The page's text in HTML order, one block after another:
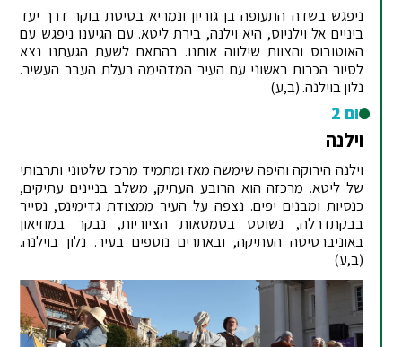
ניפגש בשדה התעופה בן גוריון ונמריא בטיסת בוקר דרך יעד
ביניים אל וילניוס, היא וילנה, בירת ליטא. עם הגיענו ניפגש עם
האוטובוס והצוות שילווה אותנו. בהתאם לשעת הגעתנו נצא
לסיור הכרות ראשוני עם העיר המדהימה בעלת העבר העשיר.
נלון בוילנה. (ב,ע)
יום 2
וילנה
וילנה הירוקה והיפה שימשה מאז ומתמיד מרכז שלטוני ותרבותי
של ליטא. מרכזה הוא הרובע העתיק, משלב בניינים עתיקים,
כנסיות ומבנים יפים. נצפה על העיר ממצודת גדימינס, נסייר
בבקתדרלה, נשוטט בסמטאות הציוריות, נבקר במוזיאון
באוניברסיטה העתיקה, ובאתרים נוספים בעיר. נלון בוילנה.
(ב,ע)